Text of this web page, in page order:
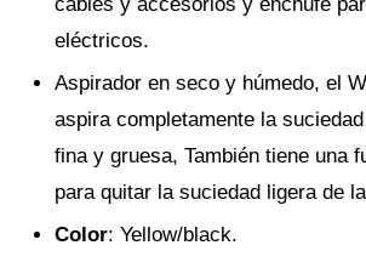
eléctricos.
Aspirador en seco y húmedo, el
aspira completamente la
fina y gruesa, También tiene una
para quitar la suciedad ligera de
Color: Yellow/black.